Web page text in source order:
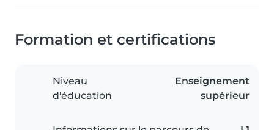
Formation et certifications
Niveau
d'éducation
Enseignement
supérieur